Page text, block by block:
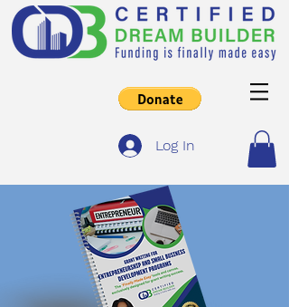
Log In